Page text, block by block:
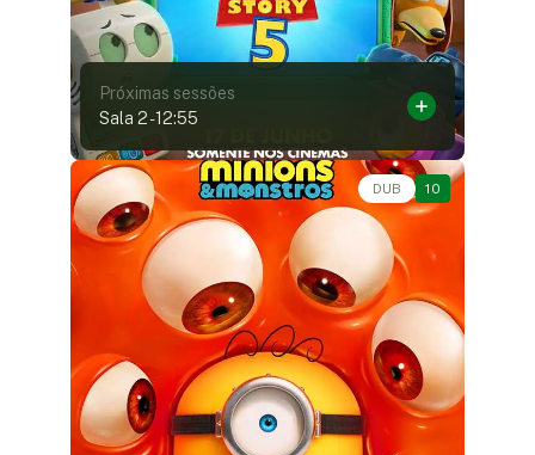
Próximas sessões
Sala 2-12:55
DUB 10
Animação, Aventura, Comédia • • 1h27